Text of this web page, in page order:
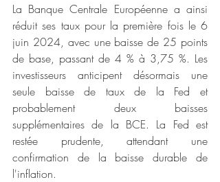
La Banque Centrale Européenne a ainsi
réduit ses taux pour la première fois le 6
juin 2024, avec une baisse de 25 points
de base, passant de 4 % à 3,75 %. Les
investisseurs anticipent désormais une
seule baisse de taux de la Fed et
probablement deux baisses
supplémentaires de la BCE. La Fed est
restée prudente, attendant une
confirmation de la baisse durable de
l'inflation.